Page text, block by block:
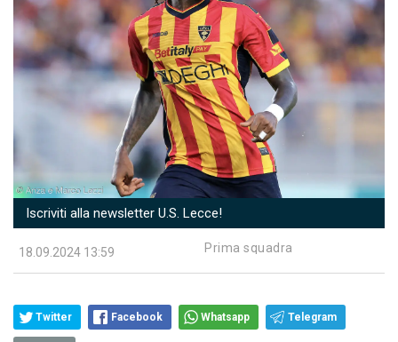
Iscriviti alla newsletter U.S. Lecce!
18.09.2024 13:59 Prima squadra
Twitter Facebook Whatsapp Telegram